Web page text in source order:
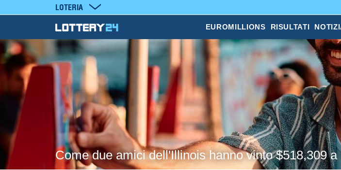
LOTERIA
EUROMILLIONS RISULTATI
Come due amici dell'Illinois hanno vinto $518,309 a